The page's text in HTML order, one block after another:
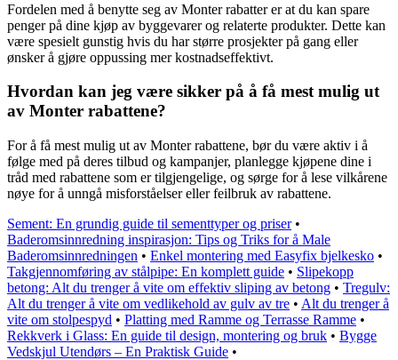
Fordelen med å benytte seg av Monter rabatter er at du kan spare
penger på dine kjøp av byggevarer og relaterte produkter. Dette kan
være spesielt gunstig hvis du har større prosjekter på gang eller
ønsker å gjøre oppussing mer kostnadseffektivt.
Hvordan kan jeg være sikker på å få mest mulig ut
av Monter rabattene?
For å få mest mulig ut av Monter rabattene, bør du være aktiv i å
følge med på deres tilbud og kampanjer, planlegge kjøpene dine i
tråd med rabattene som er tilgjengelige, og sørge for å lese vilkårene
nøye for å unngå misforståelser eller feilbruk av rabattene.
Sement: En grundig guide til sementtyper og priser•
Baderomsinnredning inspirasjon: Tips og Triks for å Male
Baderomsinnredningen • Enkel montering med Easyfix bjelkesko •
Takgjennomføring av stålpipe: En komplett guide • Slipekopp
betong: Alt du trenger å vite om effektiv sliping av betong • Tregulv:
Alt du trenger å vite om vedlikehold av gulv av tre • Alt du trenger å
vite om stolpespyd • Platting med Ramme og Terrasse Ramme •
Rekkverk i Glass: En guide til design, montering og bruk • Bygge
Vedskjul Utendørs – En Praktisk Guide •